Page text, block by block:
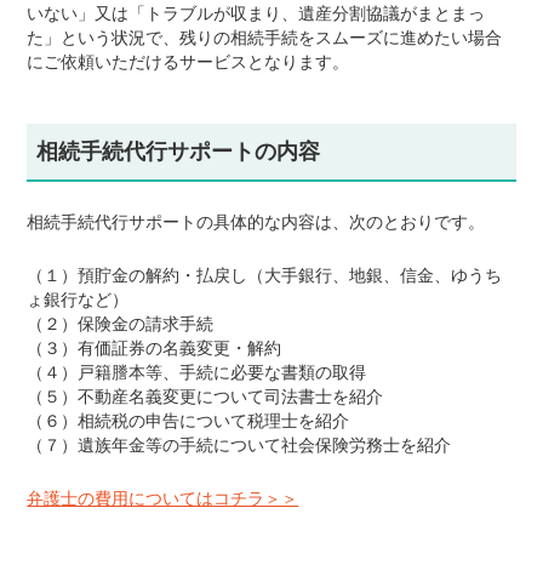
いない」又は「トラブルが収まり、遺産分割協議がまとまっ
た」という状況で、残りの相続手続をスムーズに進めたい場合
にご依頼いただけるサービスとなります。
相続手続代行サポートの内容
相続手続代行サポートの具体的な内容は、次のとおりです。
（１）預貯金の解約・払戻し（大手銀行、地銀、信金、ゆうち
ょ銀行など）
（２）保険金の請求手続
（３）有価証券の名義変更・解約
（４）戸籍謄本等、手続に必要な書類の取得
（５）不動産名義変更について司法書士を紹介
（６）相続税の申告について税理士を紹介
（７）遺族年金等の手続について社会保険労務士を紹介
弁護士の費用についてはコチラ＞＞